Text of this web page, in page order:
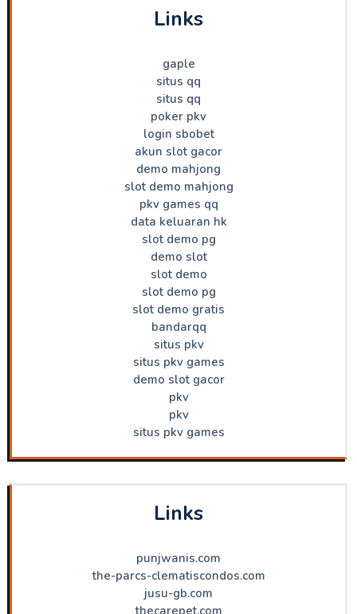
Links
gaple
situs qq
situs qq
poker pkv
login sbobet
akun slot gacor
demo mahjong
slot demo mahjong
pkv games qq
data keluaran hk
slot demo pg
demo slot
slot demo
slot demo pg
slot demo gratis
bandarqq
situs pkv
situs pkv games
demo slot gacor
pkv
pkv
situs pkv games
Links
punjwanis.com
the-parcs-clematiscondos.com
jusu-gb.com
thecarepet.com